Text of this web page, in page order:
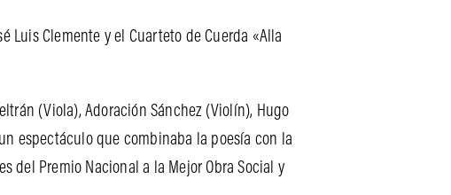
Luis Clemente y el Cuarteto de Cuerda «Alla
(Viola), Adoración Sánchez (Violín), Hugo
espectáculo que combinaba la poesía con la
del Premio Nacional a la Mejor Obra Social y